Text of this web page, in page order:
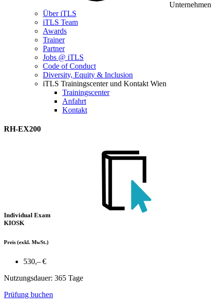
Unternehmen
Über iTLS
iTLS Team
Awards
Trainer
Partner
Jobs @ iTLS
Code of Conduct
Diversity, Equity & Inclusion
iTLS Trainingscenter und Kontakt Wien
Trainingscenter
Anfahrt
Kontakt
RH-EX200
Individual Exam
KIOSK
Preis (exkl. MwSt.)
530,– €
Nutzungsdauer: 365 Tage
Prüfung buchen